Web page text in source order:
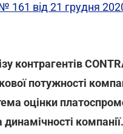
від 21 грудня
контрагентів
потужності
оцінки